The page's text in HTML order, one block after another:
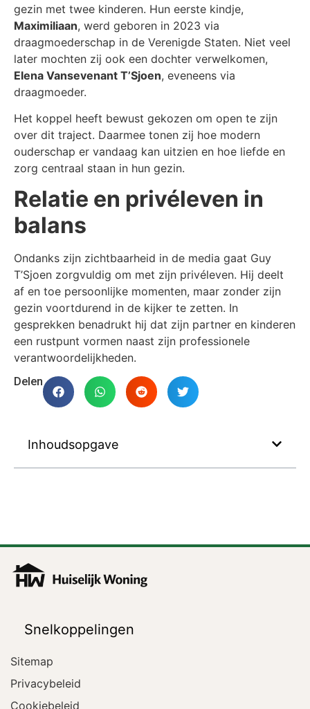
gezin met twee kinderen. Hun eerste kindje,
Maximiliaan, werd geboren in 2023 via
draagmoederschap in de Verenigde Staten. Niet veel
later mochten zij ook een dochter verwelkomen,
Elena Vansevenant T’Sjoen, eveneens via
draagmoeder.
Het koppel heeft bewust gekozen om open te zijn
over dit traject. Daarmee tonen zij hoe modern
ouderschap er vandaag kan uitzien en hoe liefde en
zorg centraal staan in hun gezin.
Relatie en privéleven in
balans
Ondanks zijn zichtbaarheid in de media gaat Guy
T’Sjoen zorgvuldig om met zijn privéleven. Hij deelt
af en toe persoonlijke momenten, maar zonder zijn
gezin voortdurend in de kijker te zetten. In
gesprekken benadrukt hij dat zijn partner en kinderen
een rustpunt vormen naast zijn professionele
verantwoordelijkheden.
Delen
Inhoudsopgave
Snelkoppelingen
Sitemap
Privacybeleid
Cookiebeleid